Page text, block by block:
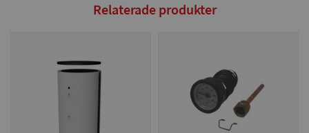
Relaterade produkter